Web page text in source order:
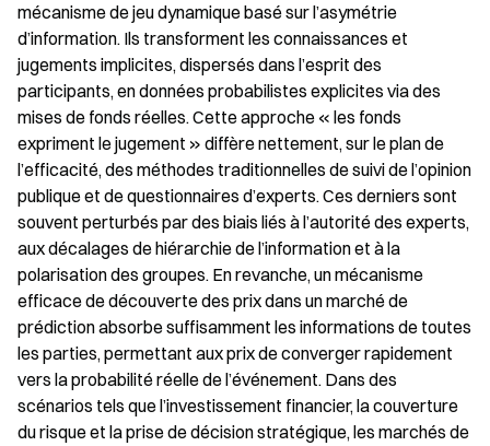
mécanisme de jeu dynamique basé sur l’asymétrie
d’information. Ils transforment les connaissances et
jugements implicites, dispersés dans l’esprit des
participants, en données probabilistes explicites via des
mises de fonds réelles. Cette approche « les fonds
expriment le jugement » diffère nettement, sur le plan de
l’efficacité, des méthodes traditionnelles de suivi de l’opinion
publique et de questionnaires d’experts. Ces derniers sont
souvent perturbés par des biais liés à l’autorité des experts,
aux décalages de hiérarchie de l’information et à la
polarisation des groupes. En revanche, un mécanisme
efficace de découverte des prix dans un marché de
prédiction absorbe suffisamment les informations de toutes
les parties, permettant aux prix de converger rapidement
vers la probabilité réelle de l’événement. Dans des
scénarios tels que l’investissement financier, la couverture
du risque et la prise de décision stratégique, les marchés de